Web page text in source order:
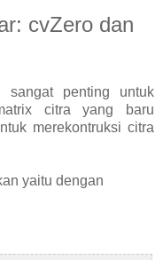
cvZero dan
sangat penting untuk
citra yang baru
merekontruksi citra
yaitu dengan